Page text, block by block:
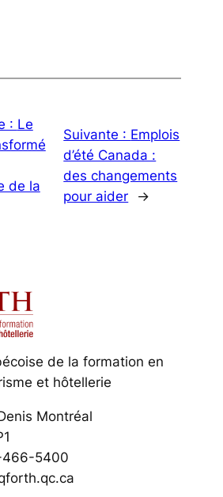
: Le
de la
Suivante : Emplois
d’été Canada :
des changements
pour aider
→
de la formation en
et hôtellerie
Montréal
466-5400